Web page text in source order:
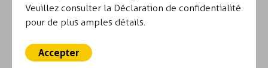
Veuillez consulter la Déclaration de confidentialité
pour de plus amples détails.
Accepter